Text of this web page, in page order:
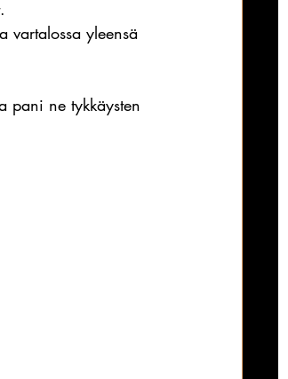
vartalossa yleensä
pani ne tykkäysten